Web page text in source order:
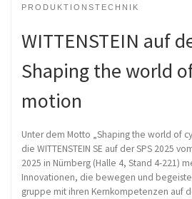
PRODUKTIONSTECHNIK
WITTENSTEIN auf
Shaping the world
motion
Unter dem Motto „Shaping the world of
die WITTENSTEIN SE auf der SPS 2025
2025 in Nürnberg (Halle 4, Stand 4-221)
Innovationen, die bewegen und
gruppe mit ihren Kernkompetenzen auf